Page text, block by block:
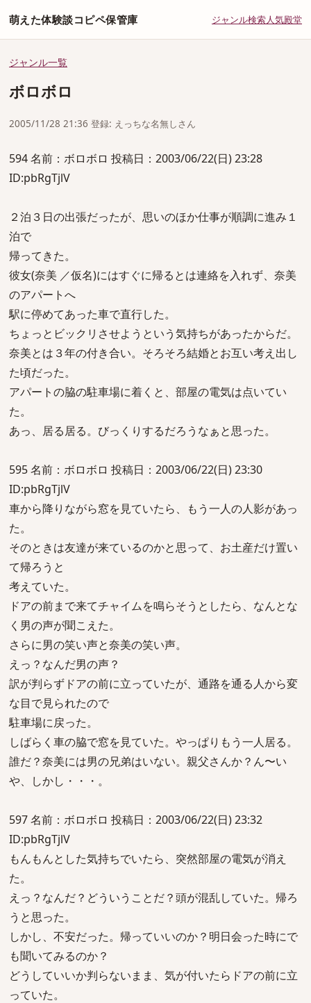
萌えた体験談コピペ保管庫 ジャンル検索人気殿堂
ジャンル一覧
ボロボロ
2005/11/28 21:36 登録: えっちな名無しさん
594 名前：ボロボロ 投稿日：2003/06/22(日) 23:28
ID:pbRgTjlV
２泊３日の出張だったが、思いのほか仕事が順調に進み１
泊で
帰ってきた。
彼女(奈美 ／仮名)にはすぐに帰るとは連絡を入れず、奈美
のアパートへ
駅に停めてあった車で直行した。
ちょっとビックリさせようという気持ちがあったからだ。
奈美とは３年の付き合い。そろそろ結婚とお互い考え出し
た頃だった。
アパートの脇の駐車場に着くと、部屋の電気は点いてい
た。
あっ、居る居る。びっくりするだろうなぁと思った。
595 名前：ボロボロ 投稿日：2003/06/22(日) 23:30
ID:pbRgTjlV
車から降りながら窓を見ていたら、もう一人の人影があっ
た。
そのときは友達が来ているのかと思って、お土産だけ置い
て帰ろうと
考えていた。
ドアの前まで来てチャイムを鳴らそうとしたら、なんとな
く男の声が聞こえた。
さらに男の笑い声と奈美の笑い声。
えっ？なんだ男の声？
訳が判らずドアの前に立っていたが、通路を通る人から変
な目で見られたので
駐車場に戻った。
しばらく車の脇で窓を見ていた。やっぱりもう一人居る。
誰だ？奈美には男の兄弟はいない。親父さんか？ん〜い
や、しかし・・・。
597 名前：ボロボロ 投稿日：2003/06/22(日) 23:32
ID:pbRgTjlV
もんもんとした気持ちでいたら、突然部屋の電気が消え
た。
えっ？なんだ？どういうことだ？頭が混乱していた。帰ろ
うと思った。
しかし、不安だった。帰っていいのか？明日会った時にで
も聞いてみるのか？
どうしていいか判らないまま、気が付いたらドアの前に立
っていた。